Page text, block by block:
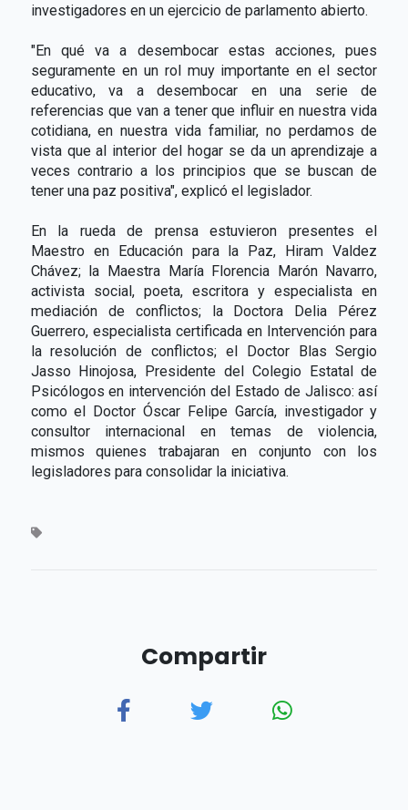
investigadores en un ejercicio de parlamento abierto.
"En qué va a desembocar estas acciones, pues
seguramente en un rol muy importante en el sector
educativo, va a desembocar en una serie de
referencias que van a tener que influir en nuestra vida
cotidiana, en nuestra vida familiar, no perdamos de
vista que al interior del hogar se da un aprendizaje a
veces contrario a los principios que se buscan de
tener una paz positiva", explicó el legislador.
En la rueda de prensa estuvieron presentes el
Maestro en Educación para la Paz, Hiram Valdez
Chávez; la Maestra María Florencia Marón Navarro,
activista social, poeta, escritora y especialista en
mediación de conflictos; la Doctora Delia Pérez
Guerrero, especialista certificada en Intervención para
la resolución de conflictos; el Doctor Blas Sergio
Jasso Hinojosa, Presidente del Colegio Estatal de
Psicólogos en intervención del Estado de Jalisco: así
como el Doctor Óscar Felipe García, investigador y
consultor internacional en temas de violencia,
mismos quienes trabajaran en conjunto con los
legisladores para consolidar la iniciativa.
Compartir